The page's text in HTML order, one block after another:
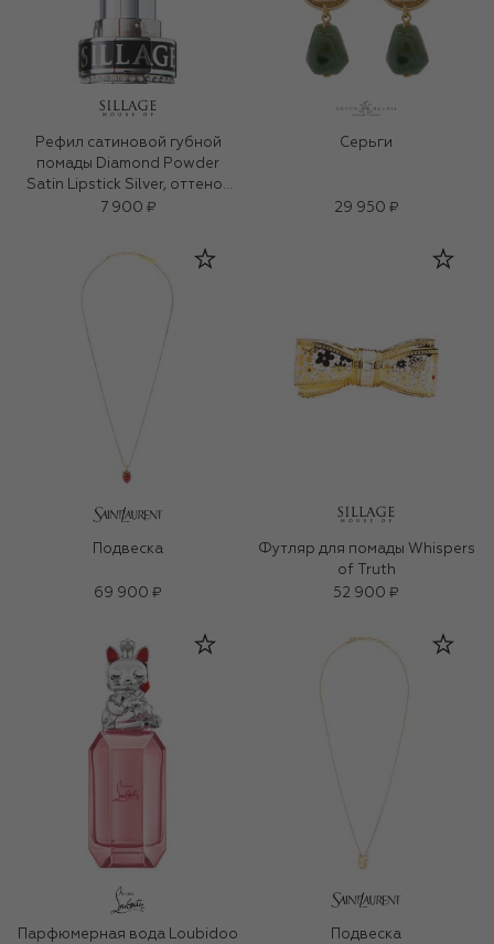
Рефил сатиновой губной
помады Diamond Powder
Satin Lipstick Silver, оттенок
Nude Siren (3g)
7 900 ₽
Серьги
29 950 ₽
Подвеска
69 900 ₽
Футляр для помады Whispers
of Truth
52 900 ₽
Парфюмерная вода Loubidoo
Подвеска